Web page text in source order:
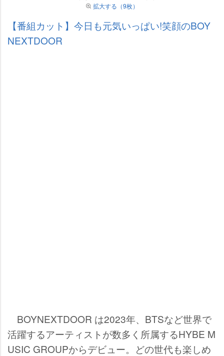
拡大する（9枚）
【番組カット】今日も元気いっぱい!笑顔のBOY
NEXTDOOR
BOYNEXTDOOR は2023年、BTSなど世界で
活躍するアーティストが数多く所属するHYBE M
USIC GROUPからデビュー。どの世代も楽しめ